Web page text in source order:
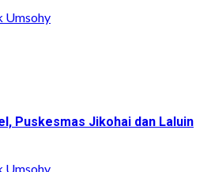
Umsohy
Puskesmas Jikohai dan Laluin
Umsohy